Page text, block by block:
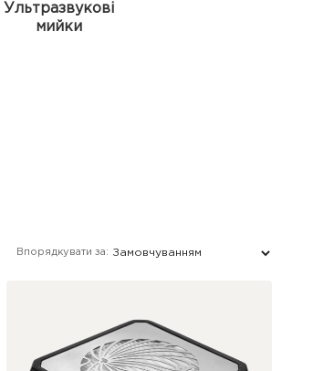
Ультразвукові
мийки
Впорядкувати за: